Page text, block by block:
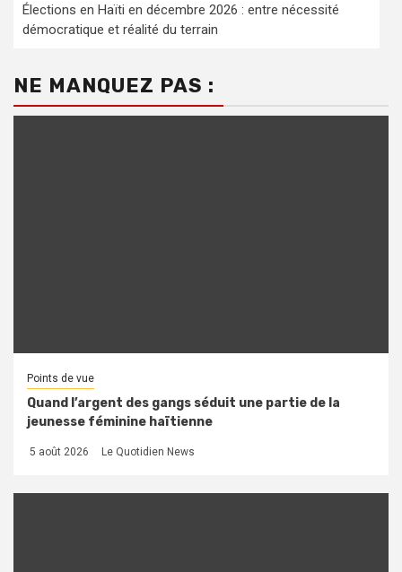
Élections en Haïti en décembre 2026 : entre nécessité
démocratique et réalité du terrain
NE MANQUEZ PAS :
Points de vue
Quand l’argent des gangs séduit une partie de la
jeunesse féminine haïtienne
5 août 2026 Le Quotidien News